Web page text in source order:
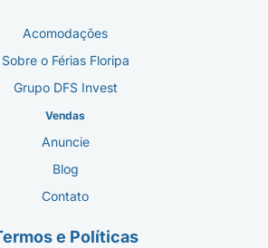
Acomodações
Sobre o Férias Floripa
Grupo DFS Invest
Vendas
Anuncie
Blog
Contato
e Políticas